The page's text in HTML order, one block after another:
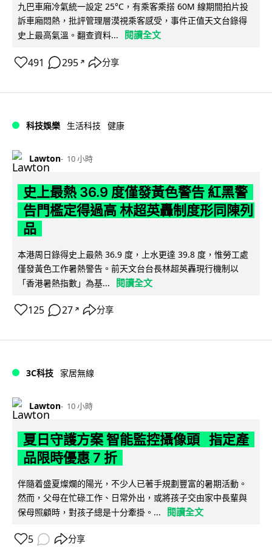
九巴車廂冷氣統一設定 25°C，有乘客乘搭 60M 線期間拍片投
訴車廂悶熱，批評管理層漠視乘客感受，事件正值天文台錄得
史上最高氣溫。翻查資料...
閱讀全文
491 295 ↗ 分享
科技娛樂 生活科技 健康
Lawton 10 小時
史上最熱 36.9 度僅發黃色警告 紅黑警
告門檻定得過高 林超英轟制度形同陳列
品
本港周日錄得史上最熱 36.9 度，上水更達 39.8 度，惟勞工處
僅發黃色工作暑熱警告。前天文台台長林超英轟現行機制以
「香港暑熱指數」為基...
閱讀全文
125 27 ↗ 分享
3C科技 家居無線
Lawton 10 小時
夏日守護方案 智能監控攝像頭 指定產
品限時優惠 7 折
伴隨着盛夏燦爛的陽光，不少人已著手規劃豐富的暑期活動。
然而，父母在忙碌工作、日常外出，或將孩子交由家中長輩與
保母照顧時，對孩子總是十分牽掛。...
閱讀全文
5 分享